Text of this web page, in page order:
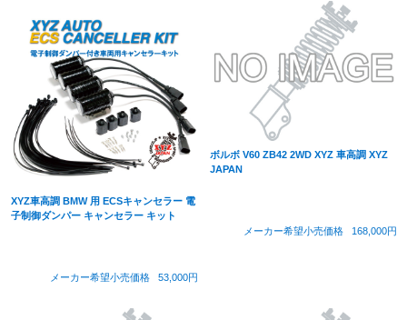
XYZ車高調 BMW 用 ECSキャンセラー 電
子制御ダンパー キャンセラー キット
メーカー希望小売価格 53,000円
ボルボ V60 ZB42 2WD XYZ 車高調 XYZ
JAPAN
メーカー希望小売価格 168,000円